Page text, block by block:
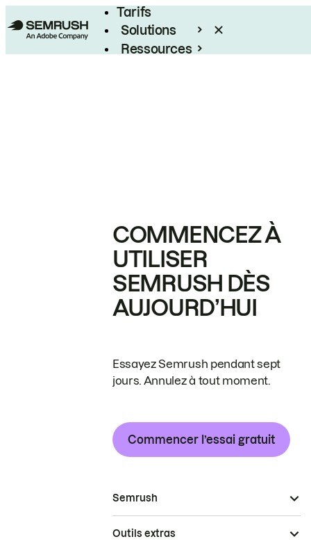
Tarifs
Solutions
Ressources
COMMENCEZ À
UTILISER
SEMRUSH DÈS
AUJOURD’HUI
Essayez Semrush pendant sept
jours. Annulez à tout moment.
Commencer l’essai gratuit
Semrush
Outils extras